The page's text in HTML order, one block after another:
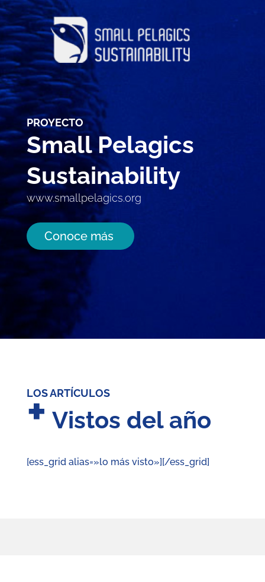
PROYECTO
Small Pelagics
Sustainability
www.smallpelagics.org
Conoce más
LOS ARTÍCULOS
+Vistos del año
[ess_grid alias=»lo más visto»][/ess_grid]